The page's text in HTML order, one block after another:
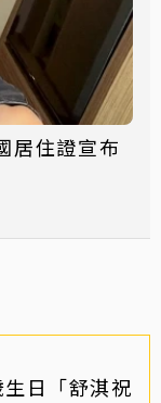
居住證宣布
日「舒淇祝